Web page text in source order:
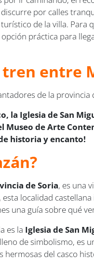
por calles
de la villa.
práctica para
entre
de la
la Iglesia de San
Museo de Arte
historia y encanto!
de Soria, es una
localidad
una guía sobre qué
es la Iglesia de San
de simbolismo, es
hermosas del casco